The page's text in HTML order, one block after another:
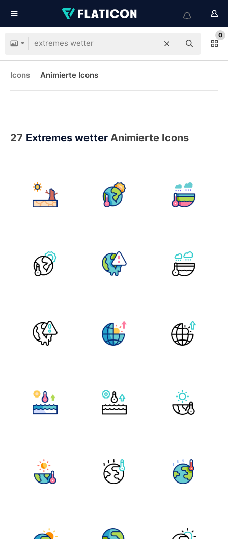
0
Icons Animierte Icons
27 Extremes wetter Animierte Icons